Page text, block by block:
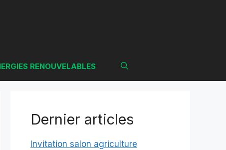
RENOUVELABLES
Dernier articles
Invitation salon agriculture